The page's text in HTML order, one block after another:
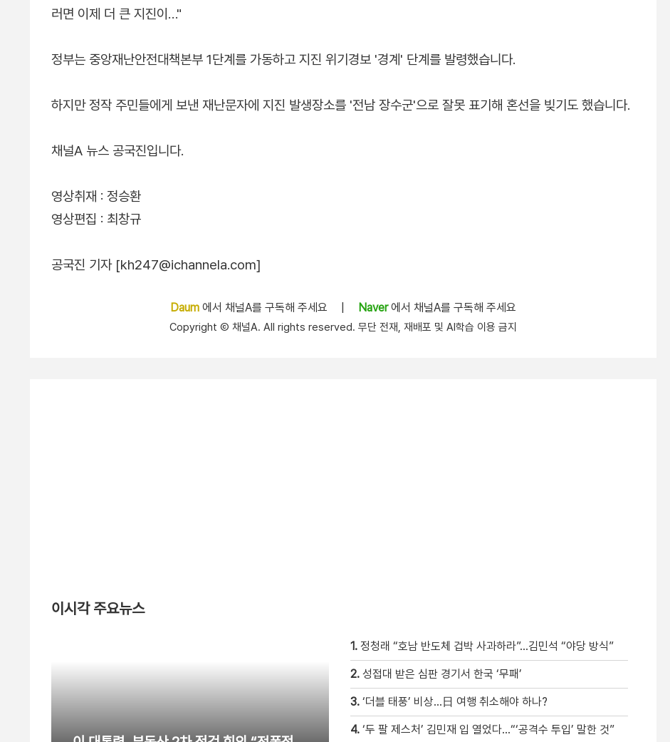
러면 이제 더 큰 지진이…"
정부는 중앙재난안전대책본부 1단계를 가동하고 지진 위기경보 '경계' 단계를 발령했습니다.
하지만 정작 주민들에게 보낸 재난문자에 지진 발생장소를 '전남 장수군'으로 잘못 표기해 혼선을 빚기도 했습니다.
채널A 뉴스 공국진입니다.
영상취재 : 정승환
영상편집 : 최창규
공국진 기자 [kh247@ichannela.com]
Daum 에서 채널A를 구독해 주세요 Naver에서 채널A를 구독해 주세요
Copyright Ⓒ 채널A. All rights reserved. 무단 전재, 재배포 및 AI학습 이용 금지
이시각 주요뉴스
1. 정청래 “호남 반도체 겁박 사과하라”…김민석 “야당 방식”
2. 성접대 받은 심판 경기서 한국 ‘무패’
3. ‘더블 태풍’ 비상…日 여행 취소해야 하나?
4. ‘두 팔 제스처’ 김민재 입 열었다…“‘공격수 투입’ 말한 것”